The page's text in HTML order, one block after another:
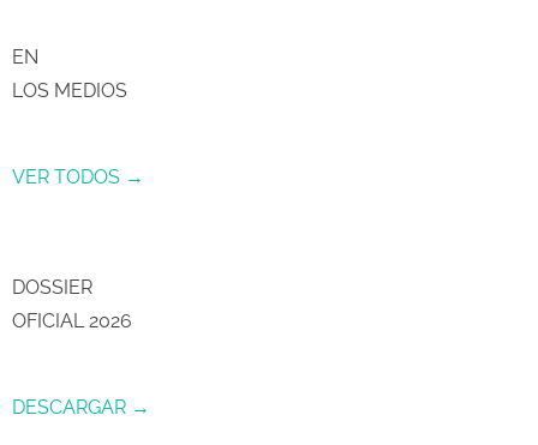
EN
LOS MEDIOS
VER TODOS →
DOSSIER
OFICIAL 2026
DESCARGAR →